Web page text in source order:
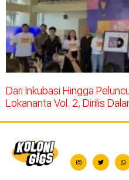
Dari Inkubasi Hingga
Lokananta Vol. 2, Dirilis